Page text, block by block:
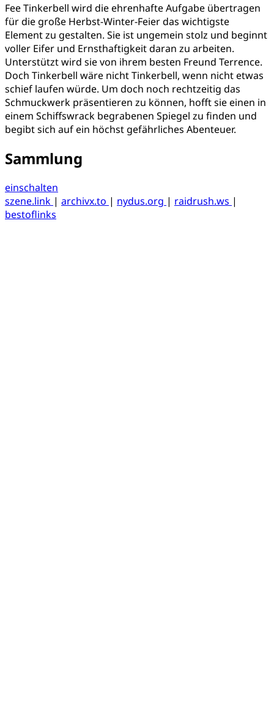
Fee Tinkerbell wird die ehrenhafte Aufgabe übertragen
für die große Herbst-Winter-Feier das wichtigste
Element zu gestalten. Sie ist ungemein stolz und beginnt
voller Eifer und Ernsthaftigkeit daran zu arbeiten.
Unterstützt wird sie von ihrem besten Freund Terrence.
Doch Tinkerbell wäre nicht Tinkerbell, wenn nicht etwas
schief laufen würde. Um doch noch rechtzeitig das
Schmuckwerk präsentieren zu können, hofft sie einen in
einem Schiffswrack begrabenen Spiegel zu finden und
begibt sich auf ein höchst gefährliches Abenteuer.
Sammlung
einschalten
szene.link | archivx.to | nydus.org | raidrush.ws |
bestoflinks